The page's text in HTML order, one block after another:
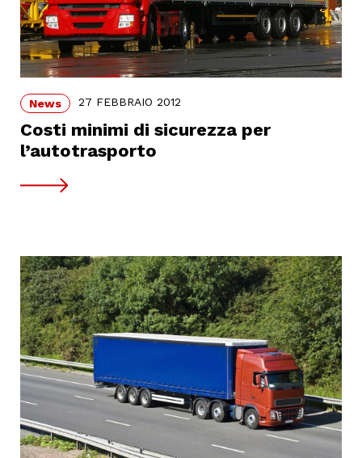
News 27 FEBBRAIO 2012
Costi minimi di sicurezza per
l’autotrasporto